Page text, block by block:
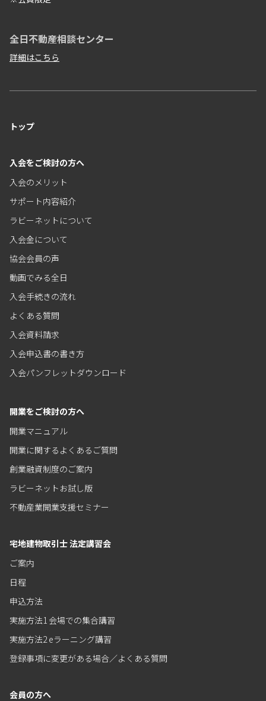
全日不動産相談センター
詳細はこちら
トップ
入会をご検討の方へ
入会のメリット
サポート内容紹介
ラビーネットについて
入会金について
協会会員の声
動画でみる全日
入会手続きの流れ
よくある質問
入会資料請求
入会申込書の書き方
入会パンフレットダウンロード
開業をご検討の方へ
開業マニュアル
開業に関するよくあるご質問
創業融資制度のご案内
ラビーネットお試し版
不動産業開業支援セミナー
宅地建物取引士 法定講習会
ご案内
日程
申込方法
実施方法1 会場での集合講習
実施方法2 eラーニング講習
登録事項に変更がある場合／よくある質問
会員の方へ